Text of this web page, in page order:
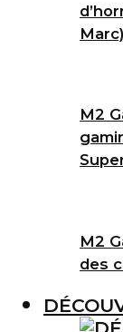
Marc)
M2
M2
des